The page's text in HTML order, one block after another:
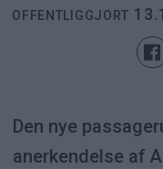
OFFENTLIGGJORT
Den nye
anerkendelse af